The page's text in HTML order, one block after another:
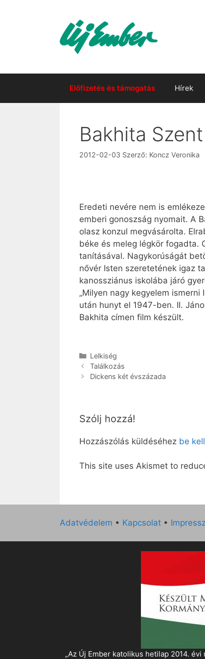
Előfizetés és támogatás Hírek
Bakhita
2012-02-03 Szerző: Koncz Veronika
Eredeti nevére nem is
emberi gonoszság nyomait. A
olasz konzul megvásárolta.
béke és meleg légkör fogadta.
tanításával. Nagykorúságát
nővér Isten szeretetének igaz
kanossziánus iskolába járó
„Milyen nagy kegyelem
után hunyt el 1947-ben. II.
Bakhita címen film készült.
Kategória
Lelkiség
Találkozás
Dickens két évszázada
Szólj hozzá!
Hozzászólás küldéséhez be
This site uses Akismet to
Adatvédelem • Kapcsolat •
„Az Új Ember katolikus hetilap 2014.